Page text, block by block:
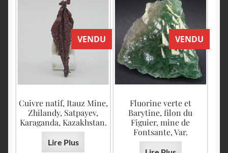
VENDU
Cuivre natif, Itauz Mine,
Zhilandy, Satpayev,
Karaganda, Kazakhstan.
Lire Plus
VENDU
Fluorine verte et
Barytine, filon du
Figuier, mine de
Fontsante, Var.